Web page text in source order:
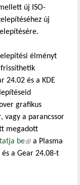
új ISO-
új
élményt
24.02 és a KDE
grafikus
vagy a parancssor
megadott
be(külső
hivatkozás)
a Plasma
hivatkozás)
és a Gear 24.08-t